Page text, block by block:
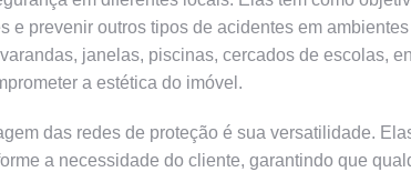
e prevenir outros tipos de acidentes em
janelas, piscinas, cercados de escolas,
a estética do imóvel.
das redes de proteção é sua versatilidade.
a necessidade do cliente, garantindo que